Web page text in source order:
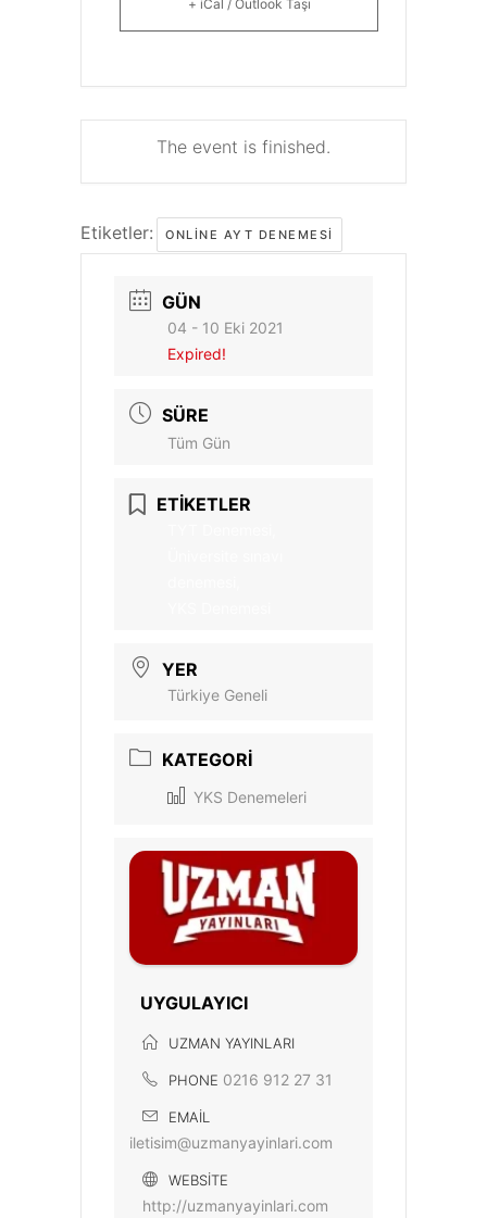
+ iCal / Outlook Taşı
The event is finished.
Etiketler: ONLINE AYT DENEMESI
GÜN
04 - 10 Eki 2021
Expired!
SÜRE
Tüm Gün
ETİKETLER
YER
Türkiye Geneli
KATEGORI
YKS Denemeleri
UYGULAYICI
UZMAN YAYINLARI
PHONE 0216 912 27 31
EMAIL
iletisim@uzmanyayinlari.com
WEBSITE
http://uzmanyayinlari.com